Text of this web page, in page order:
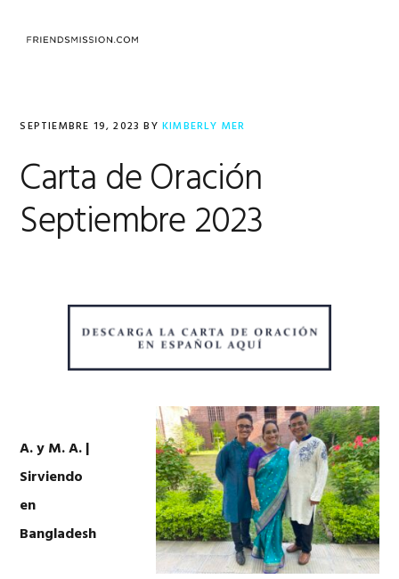
SEPTIEMBRE 19, 2023 BYKIMBERLY MER
Carta de Oración
Septiembre 2023
A. y M. A. |
Sirviendo
en
Bangladesh